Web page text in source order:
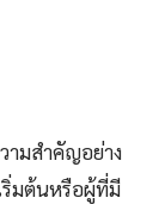
ามสำคัญอย่าง
มต้นหรือผู้ที่มี